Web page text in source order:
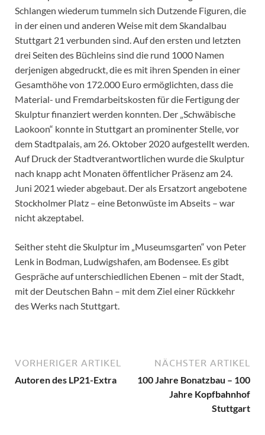
Schlangen wiederum tummeln sich Dutzende Figuren, die
in der einen und anderen Weise mit dem Skandalbau
Stuttgart 21 verbunden sind. Auf den ersten und letzten
drei Seiten des Büchleins sind die rund 1000 Namen
derjenigen abgedruckt, die es mit ihren Spenden in einer
Gesamthöhe von 172.000 Euro ermöglichten, dass die
Material- und Fremdarbeitskosten für die Fertigung der
Skulptur finanziert werden konnten. Der „Schwäbische
Laokoon“ konnte in Stuttgart an prominenter Stelle, vor
dem Stadtpalais, am 26. Oktober 2020 aufgestellt werden.
Auf Druck der Stadtverantwortlichen wurde die Skulptur
nach knapp acht Monaten öffentlicher Präsenz am 24.
Juni 2021 wieder abgebaut. Der als Ersatzort angebotene
Stockholmer Platz – eine Betonwüste im Abseits – war
nicht akzeptabel.
Seither steht die Skulptur im „Museumsgarten“ von Peter
Lenk in Bodman, Ludwigshafen, am Bodensee. Es gibt
Gespräche auf unterschiedlichen Ebenen – mit der Stadt,
mit der Deutschen Bahn – mit dem Ziel einer Rückkehr
des Werks nach Stuttgart.
VORHERIGER ARTIKEL
Autoren des LP21-Extra
NÄCHSTER ARTIKEL
100 Jahre Bonatzbau – 100
Jahre Kopfbahnhof
Stuttgart